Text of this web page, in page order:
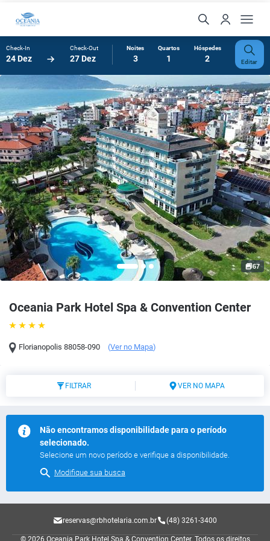
Check-In
24 Dez
Check-Out
27 Dez
Noites
3
Quartos
1
Hóspedes
2 Editar
Oceania Park Hotel Spa & Convention Center
Florianopolis 88058-090 (Ver no Mapa)
67
FILTRAR VER NO MAPA
Não encontramos disponibilidade para o período
selecionado.
Selecione um novo período e verifique a disponibilidade.
Modifique sua busca
reservas@rbhotelaria.com.br (48) 3261-3400
© 2026 Oceania Park Hotel Spa & Convention Center. Todos os direitos